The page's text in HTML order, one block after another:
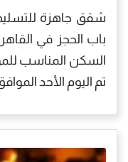
شقق جاهزة
باب الحجز في
السكن المناسب
تم اليوم الأحد الموافق 15 يونيو،